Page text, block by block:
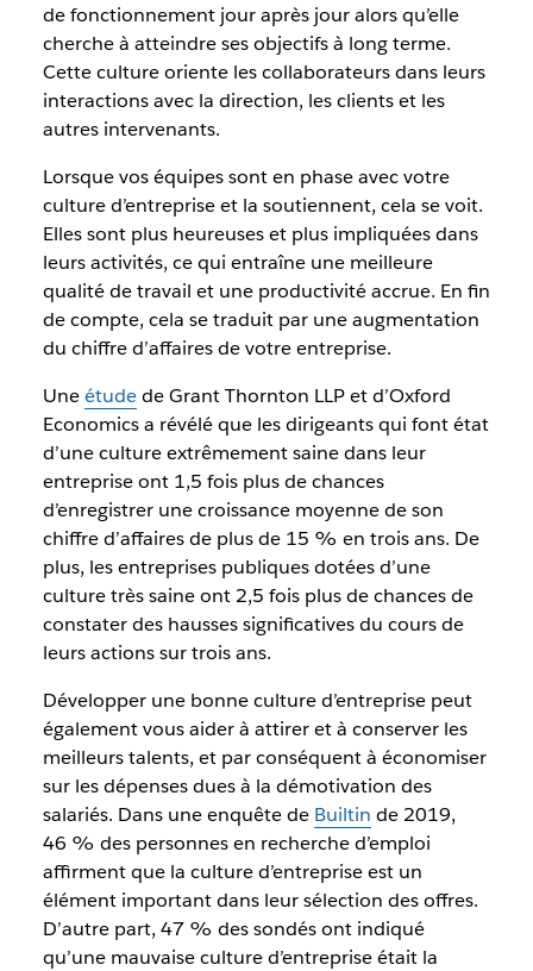
de fonctionnement jour après jour alors qu’elle
cherche à atteindre ses objectifs à long terme.
Cette culture oriente les collaborateurs dans leurs
interactions avec la direction, les clients et les
autres intervenants.
Lorsque vos équipes sont en phase avec votre
culture d’entreprise et la soutiennent, cela se voit.
Elles sont plus heureuses et plus impliquées dans
leurs activités, ce qui entraîne une meilleure
qualité de travail et une productivité accrue. En fin
de compte, cela se traduit par une augmentation
du chiffre d’affaires de votre entreprise.
Uneétudede Grant Thornton LLP et d’Oxford
Economics a révélé que les dirigeants qui font état
d’une culture extrêmement saine dans leur
entreprise ont 1,5 fois plus de chances
d’enregistrer une croissance moyenne de son
chiffre d’affaires de plus de 15 % en trois ans. De
plus, les entreprises publiques dotées d’une
culture très saine ont 2,5 fois plus de chances de
constater des hausses significatives du cours de
leurs actions sur trois ans.
Développer une bonne culture d’entreprise peut
également vous aider à attirer et à conserver les
meilleurs talents, et par conséquent à économiser
sur les dépenses dues à la démotivation des
salariés. Dans une enquête de Builtin de 2019,
46 % des personnes en recherche d’emploi
affirment que la culture d’entreprise est un
élément important dans leur sélection des offres.
D’autre part, 47 % des sondés ont indiqué
qu’une mauvaise culture d’entreprise était la